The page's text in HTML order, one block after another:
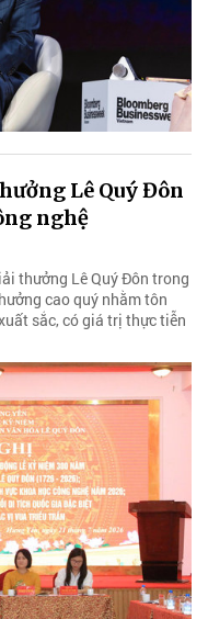
Lê Quý Đôn
nghệ
thưởng Lê Quý Đôn trong
cao quý nhằm tôn
sắc, có giá trị thực tiễn